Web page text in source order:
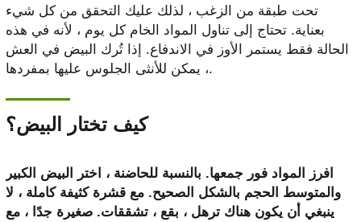
تحت طبقة من الزغب ، لذلك عليك التحقق من كل شيء
بعناية. تحتاج إلى تناول المواد الخام كل يوم ، لأنه في هذه
الحالة فقط يستمر الأوز في الاندفاع. إذا تُرك البيض في العش
، يمكن للأنثى الجلوس عليها بمفردها.
كيف تختار البيض؟
افرز المواد فور جمعها. بالنسبة للحاضنة ، اختر البيض الكبير
والمتوسط ​​الحجم بالشكل الصحيح. مع قشرة كثيفة كاملة ، لا
ينبغي أن يكون هناك ترهل ، بقع ، تشققات. صغيرة جدًا ، مع